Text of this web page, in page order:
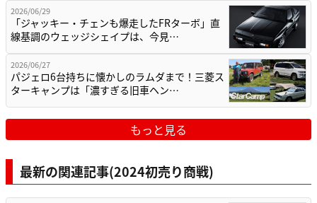
2026/06/29
「ジャッキー・チェンも爆走したFRターボ」直
線基調のウェッジシェイプは、今見…
2026/06/27
パジェロ6台持ちに懐かしのラムダまで！三菱ス
ターキャンプは「濃すぎる旧車ヘン…
もっと見る
最新の関連記事(2024初売り商戦)